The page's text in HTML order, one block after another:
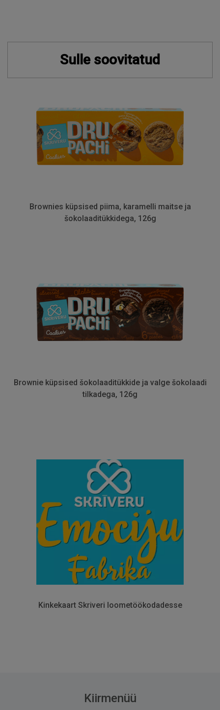
Sulle soovitatud
Brownies küpsised piima, karamelli maitse ja
šokolaaditükkidega, 126g
Brownie küpsised šokolaaditükkide ja valge šokolaadi
tilkadega, 126g
Kinkekaart Skriveri loometöökodadesse
Kiirmenüü